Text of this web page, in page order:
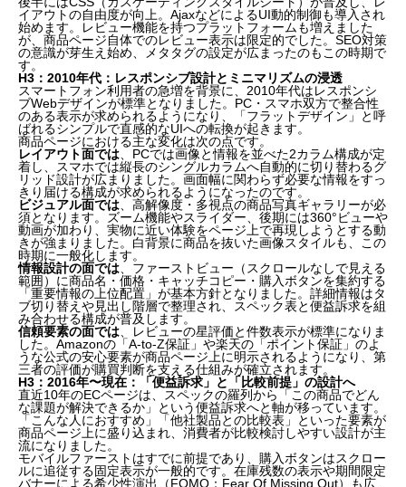
イアウトの自由度が向上。AjaxなどによるUI動的制御も導入され
始めます。レビュー機能を持つプラットフォームも増えました
が、商品ページ自体でのレビュー表示は限定的でした。SEO対策
の意識が芽生え始め、メタタグの設定が広まったのもこの時期で
す。
H3：2010年代：レスポンシブ設計とミニマリズムの浸透
スマートフォン利用者の急増を背景に、2010年代はレスポンシ
ブWebデザインが標準となりました。PC・スマホ双方で整合性
のある表示が求められるようになり、「フラットデザイン」と呼
ばれるシンプルで直感的なUIへの転換が起きます。
商品ページにおける主な変化は次の点です。
レイアウト面では、PCでは画像と情報を並べた2カラム構成が定
着し、スマホでは縦長のシングルカラムへ自動的に切り替わるグ
リッド設計が広まりました。画面幅に関わらず必要な情報をすっ
きり届ける構成が求められるようになったのです。
ビジュアル面では、高解像度・多視点の商品写真ギャラリーが必
須となります。ズーム機能やスライダー、後期には360°ビューや
動画が加わり、実物に近い体験をページ上で再現しようとする動
きが強まりました。白背景に商品を抜いた画像スタイルも、この
時期に一般化します。
情報設計の面では、ファーストビュー（スクロールなしで見える
範囲）に商品名・価格・キャッチコピー・購入ボタンを集約する
「重要情報の上位配置」が基本方針となりました。詳細情報はタ
ブ切り替えや見出し階層で整理され、スペック表と便益訴求を組
み合わせる構成が普及します。
信頼要素の面では、レビューの星評価と件数表示が標準になりま
した。Amazonの「A-to-Z保証」や楽天の「ポイント保証」のよ
うな公式の安心要素が商品ページ上に明示されるようになり、第
三者の評価が購買判断を支える仕組みが確立されます。
H3：2016年〜現在：「便益訴求」と「比較前提」の設計へ
直近10年のECページは、スペックの羅列から「この商品でどん
な課題が解決できるか」という便益訴求へと軸が移っています。
「こんな人におすすめ」「他社製品との比較表」といった要素が
商品ページ上に盛り込まれ、消費者が比較検討しやすい設計が主
流になりました。
モバイルファーストはすでに前提であり、購入ボタンはスクロー
ルに追従する固定表示が一般的です。在庫残数の表示や期間限定
バナーによる希少性演出（FOMO：Fear Of Missing Out）も広